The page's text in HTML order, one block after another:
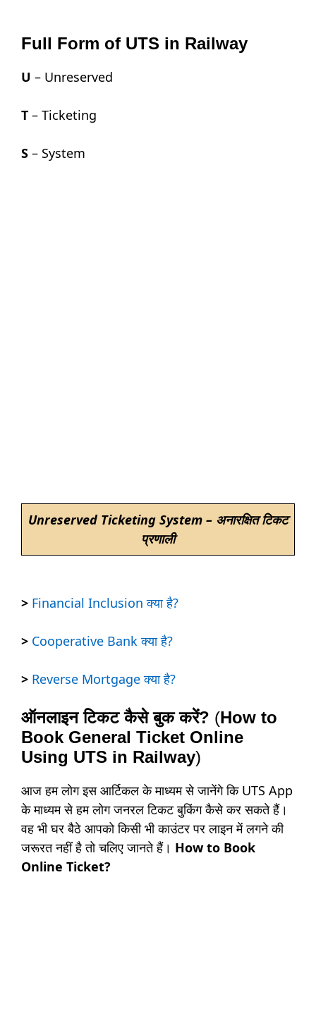
Full Form of UTS in Railway
U – Unreserved
T – Ticketing
S – System
Unreserved Ticketing System – अनारक्षित टिकट
प्रणाली
> Financial Inclusion क्या है?
> Cooperative Bank क्या है?
> Reverse Mortgage क्या है?
ऑनलाइन टिकट कैसे बुक करें? (How to
Book General Ticket Online
Using UTS in Railway)
आज हम लोग इस आर्टिकल के माध्यम से जानेंगे कि UTS App
के माध्यम से हम लोग जनरल टिकट बुकिंग कैसे कर सकते हैं।
वह भी घर बैठे आपको किसी भी काउंटर पर लाइन में लगने की
जरूरत नहीं है तो चलिए जानते हैं। How to Book
Online Ticket?